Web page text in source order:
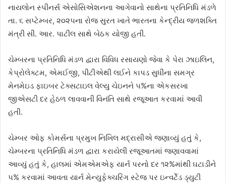
નાયલોન સ્પીનર્સ એસોસિએશનના આગેવાનો સાથેના પ્રતિનિધિ મંડળે
તા. ૬ સપ્ટેમ્બર, ૨૦૨૫ના રોજ સુરત ખાતે ભારતના કેન્દ્રીય જળશક્તિ
મંત્રી સી. આર. પાટીલ સાથે બેઠક યોજી હતી.
ચેમ્બરના પ્રતિનિધિ મંડળ દ્વારા વિવિધ રસાયણો જેવા કે પેરા ઝાઇલિન,
કેપ્રોલેક્ટમ, એમઈજી, પીટીએથી લઈને કાપડ સુધીના સમગ્ર
મેનમેઇડ ફાઇબર ટેક્સટાઇલ વેલ્યુ ચેઇનને ૫%ના એકસરખા
જીએસટી દર હેઠળ લાવવાની વિનંતિ સાથે રજૂઆત કરવામાં આવી
હતી.
ચેમ્બર ઓફ કોમર્સના પ્રમુખ નિખિલ મદ્રાસીએ જણાવ્યું હતું કે,
ચેમ્બરના પ્રતિનિધિ મંડળ દ્વારા કરાયેલી રજૂઆતમાં જણાવવામાં
આવ્યું હતું કે, હાલમાં એમએમએફ યાર્ન પરનો દર ૧૨%માંથી ઘટાડીને
૫% કરવામાં આવતા યાર્ન મેન્યુફેક્ચરિંગ સ્ટેજ પર ઇન્વર્ટેડ ડ્યુટી